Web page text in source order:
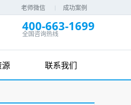
老师微信 成功案例
400-663-1699
全国咨询热线
源 联系我们